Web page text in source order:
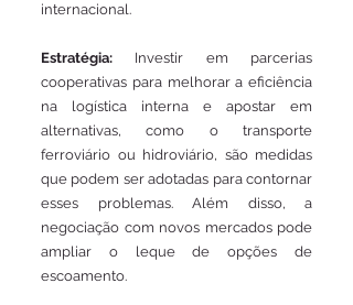
internacional.
Estratégia: Investir em parcerias
cooperativas para melhorar a eficiência
na logística interna e apostar em
alternativas, como o transporte
ferroviário ou hidroviário, são medidas
que podem ser adotadas para contornar
esses problemas. Além disso, a
negociação com novos mercados pode
ampliar o leque de opções de
escoamento.